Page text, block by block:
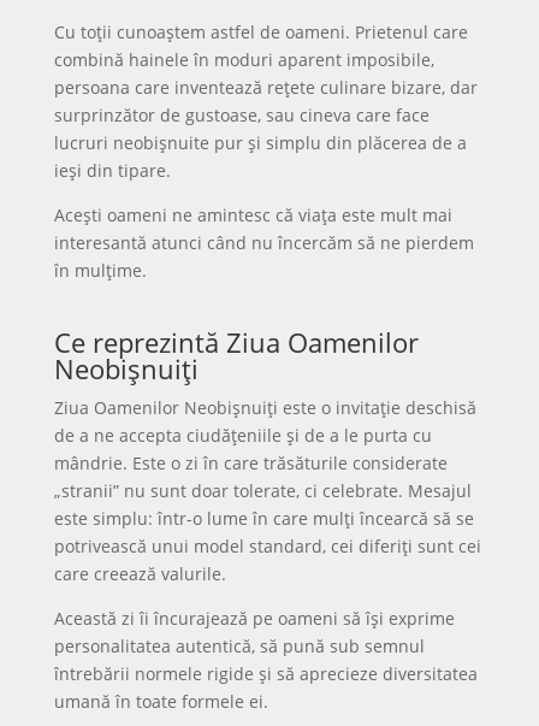
Cu toții cunoaștem astfel de oameni. Prietenul care
combină hainele în moduri aparent imposibile,
persoana care inventează rețete culinare bizare, dar
surprinzător de gustoase, sau cineva care face
lucruri neobișnuite pur și simplu din plăcerea de a
ieși din tipare.
Acești oameni ne amintesc că viața este mult mai
interesantă atunci când nu încercăm să ne pierdem
în mulțime.
Ce reprezintă Ziua Oamenilor
Neobișnuiți
Ziua Oamenilor Neobișnuiți este o invitație deschisă
de a ne accepta ciudățeniile și de a le purta cu
mândrie. Este o zi în care trăsăturile considerate
„stranii” nu sunt doar tolerate, ci celebrate. Mesajul
este simplu: într-o lume în care mulți încearcă să se
potrivească unui model standard, cei diferiți sunt cei
care creează valurile.
Această zi îi încurajează pe oameni să își exprime
personalitatea autentică, să pună sub semnul
întrebării normele rigide și să aprecieze diversitatea
umană în toate formele ei.